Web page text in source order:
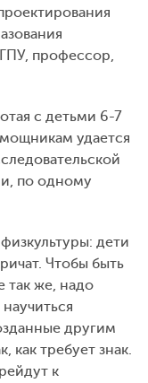
профессор,
с детьми 6-7
удается
по одному
дети
Чтобы быть
так же, надо
другим
как требует знак.
к